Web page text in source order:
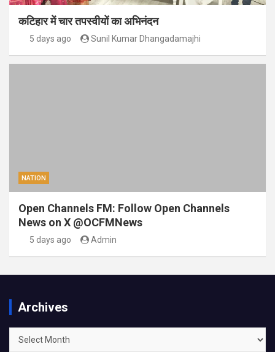
कटिहार में चार तपस्वीयों का अभिनंदन
5 days ago Sunil Kumar Dhangadamajhi
NATION
Open Channels FM: Follow Open Channels
News on X @OCFMNews
5 days ago Admin
Archives
Archives